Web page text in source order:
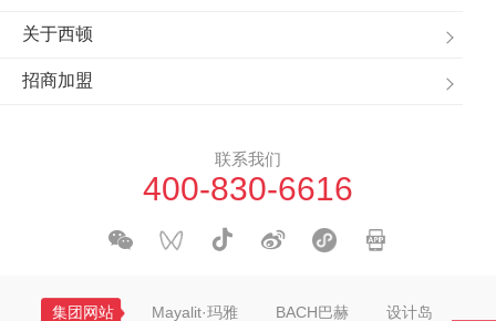
关于西顿
招商加盟
联系我们
400-830-6616
集团网站 Mayalit·玛雅 BACH巴赫 设计岛